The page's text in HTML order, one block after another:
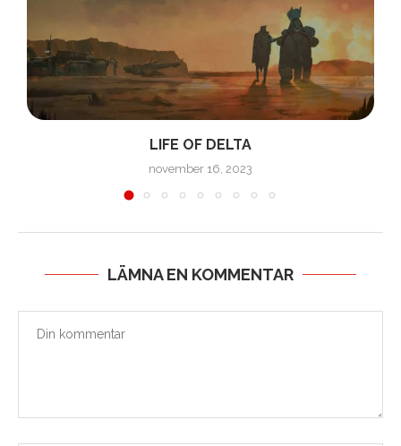
LIFE OF DELTA
november 16, 2023
LÄMNA EN KOMMENTAR